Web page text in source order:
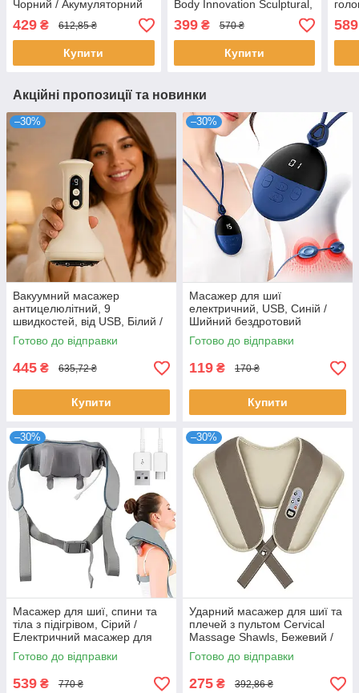
Чорний / Акумуляторний
масажер ручний /
Вібромасажер
429 ₴ 612,85 ₴
Купити
Body Innovation Sculptural,
Білий / Ручний
інфрачервоний
вібромасажер для тіла
399₴ 570 ₴
Купити
для
589
Акційні пропозиції та новинки
–30%
Вакуумний масажер
антицелюлітний, 9
швидкостей, від USB, Білий /
Акумуляторний масажер для
тіла / Масажер від целюліту
Готово до відправки
445 ₴ 635,72 ₴
Купити
–30%
Масажер для шиї
електричний, USB, Синій /
Шийний бездротовий
масажер / Підвісний масажер
на шию
Готово до відправки
119 ₴ 170 ₴
Купити
–30%
Масажер для шиї, спини та
тіла з підігрівом, Сірий /
Електричний масажер для
тіла / Роликовий масажер
Готово до відправки
539 ₴ 770 ₴
–30%
Ударний масажер для шиї та
плечей з пультом Cervical
Massage Shawls, Бежевий /
Вібромасажер / Роликовий
масажер
Готово до відправки
275 ₴ 392,86 ₴